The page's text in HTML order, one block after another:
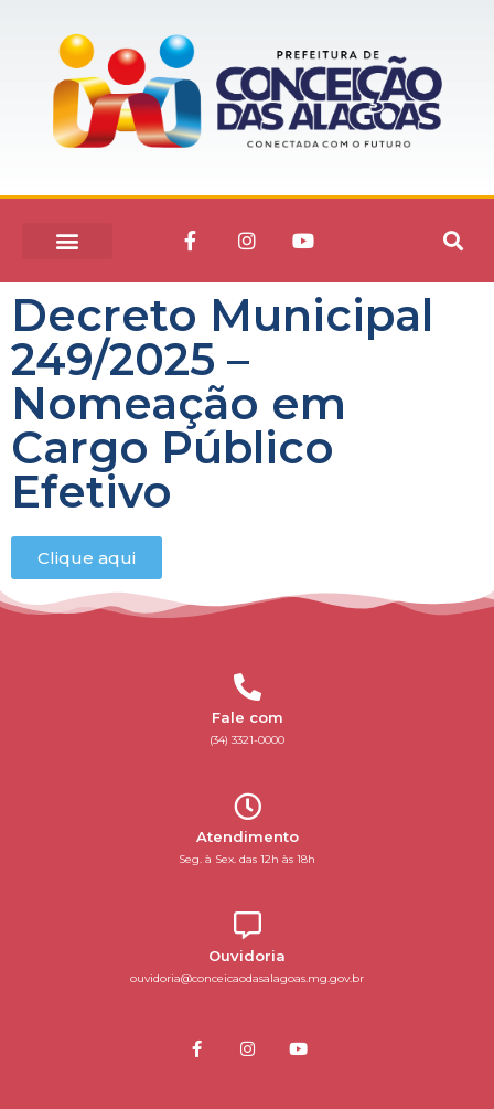
Decreto Municipal
249/2025 –
Nomeação em
Cargo Público
Efetivo
Clique aqui
Fale com
(34) 3321-0000
Atendimento
Seg. à Sex. das 12h às 18h
Ouvidoria
ouvidoria@conceicaodasalagoas.mg.gov.br